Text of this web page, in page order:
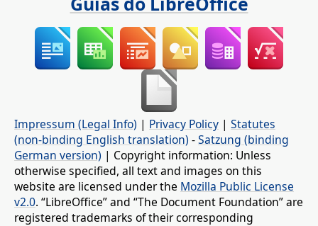
Impressum (Legal Info) | Privacy Policy | Statutes
(non-binding English translation) -Satzung (binding
German version) | Copyright information: Unless
otherwise specified, all text and images on this
website are licensed under the Mozilla Public License
v2.0. “LibreOffice” and “The Document Foundation” are
registered trademarks of their corresponding